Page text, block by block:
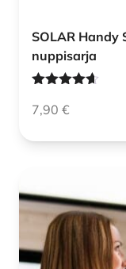
SOLAR Handy
nuppisarja
tuotteesta:
7,90 €